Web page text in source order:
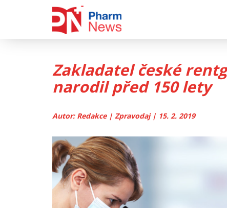
Zakladatel české
narodil před 150 lety
Autor: Redakce | Zpravodaj | 15. 2. 2019